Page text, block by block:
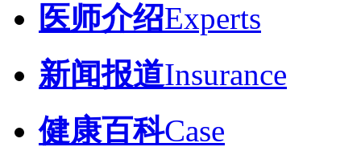
医师介绍Experts
新闻报道Insurance
健康百科Case